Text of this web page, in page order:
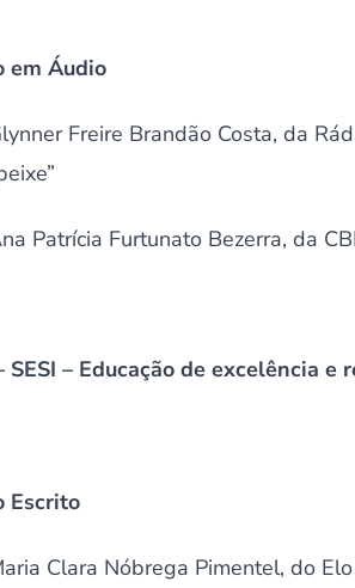
em Áudio
Freire Brandão Costa, da
Patrícia Furtunato Bezerra, da
SESI – Educação de excelência
Escrito
Clara Nóbrega Pimentel, do